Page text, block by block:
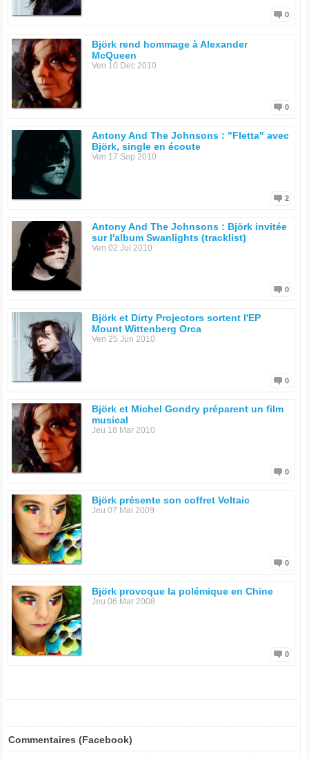
0
Björk rend hommage à Alexander
McQueen
Ven 10 Dec 2010
0
Antony And The Johnsons : "Fletta" avec
Björk, single en écoute
Ven 17 Sep 2010
2
Antony And The Johnsons : Björk invitée
sur l'album Swanlights (tracklist)
Ven 02 Jul 2010
0
Björk et Dirty Projectors sortent l'EP
Mount Wittenberg Orca
Ven 25 Jun 2010
0
Björk et Michel Gondry préparent un film
musical
Jeu 18 Mar 2010
0
Björk présente son coffret Voltaic
Jeu 07 Mai 2009
0
Björk provoque la polémique en Chine
Jeu 06 Mar 2008
0
Commentaires (Facebook)